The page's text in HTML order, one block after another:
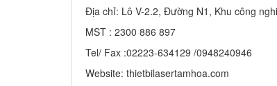
Địa chỉ: Lô V-2.2, Đường N1, Khu công
MST : 2300 886 897
Tel/ Fax :02223-634129 /0948240946
Website: thietbilasertamhoa.com